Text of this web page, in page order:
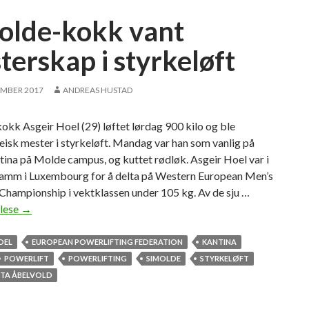
s
e
n
t
e
n
kokk vant
i styrkeløft
2017 ANDREAS HUSTAD
Asgeir Hoel (29) løftet lørdag 900 kilo og ble
mester i styrkeløft. Mandag var han som vanlig på
på Molde campus, og kuttet rødløk. Asgeir Hoel var i
i Luxembourg for å delta på Western European Men’s
i vektklassen under 105 kg. Av de sju …
S
M
o
l
→
EUROPEAN POWERLIFTING FEDERATION
KANTINA
POWERLIFT POWERLIFTING SIMOLDE
STYRKELØFT
ÅBELVOLD